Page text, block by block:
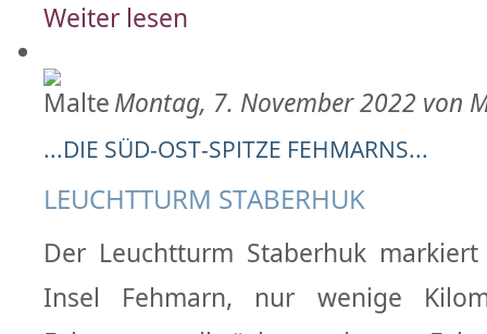
Weiter lesen
Montag, 7. November 2022 von
...DIE SÜD-OST-SPITZE FEHMARNS...
LEUCHTTURM STABERHUK
Der Leuchtturm Staberhuk
Insel Fehmarn, nur wenige